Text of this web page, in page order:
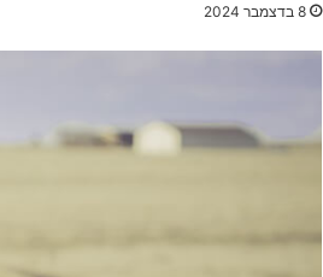
8 בדצמבר 2024